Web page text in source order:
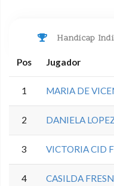
Handicap
Pos Jugador
1 MARIA DE
2 DANIELA
3 VICTORIA CID
4 CASILDA